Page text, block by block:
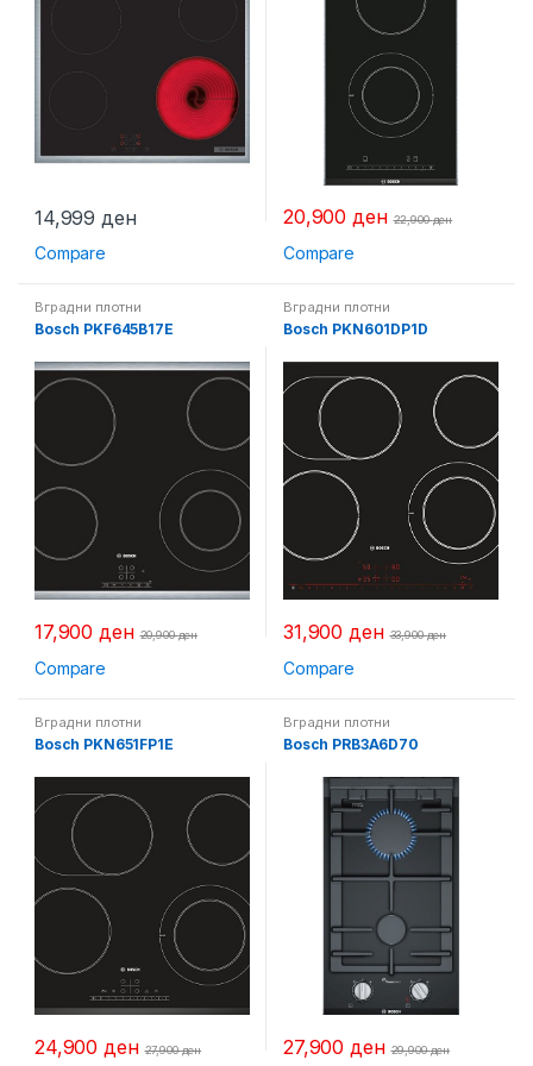
14,999ден
Compare
20,900ден 22,900ден
Compare
Вградни плотни
Bosch PKF645B17E
17,900ден 20,900ден
Compare
Вградни плотни
Bosch PKN601DP1D
31,900ден 33,900ден
Compare
Вградни плотни
Bosch PKN651FP1E
24,900 ден 27,900ден
Вградни плотни
Bosch PRB3A6D70
27,900 ден 29,900ден